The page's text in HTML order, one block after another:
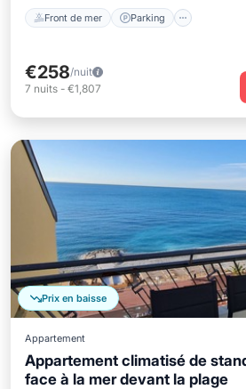
Front de mer Parking
€258/nuit
7 nuits - €1,807
Prix en baisse
Appartement
Appartement climatisé de
face à la mer devant la plage